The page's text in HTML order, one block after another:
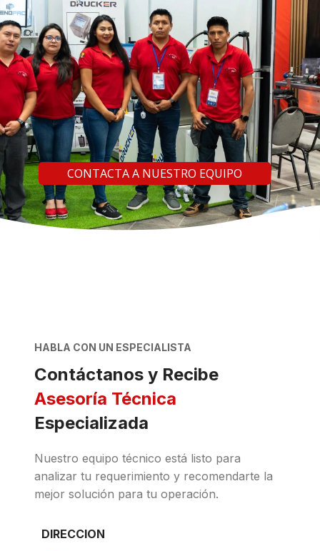
CONTACTA A NUESTRO EQUIPO
HABLA CON UN ESPECIALISTA
Contáctanos y Recibe
Asesoría Técnica
Especializada
Nuestro equipo técnico está listo para
analizar tu requerimiento y recomendarte la
mejor solución para tu operación.
DIRECCION